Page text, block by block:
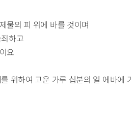
물의 피 위에 바를 것이며
하고
요
위하여 고운 가루 십분의 일 에바에